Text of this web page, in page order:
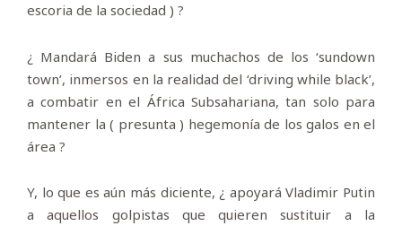
escoria de la sociedad ) ?
¿ Mandará Biden a sus muchachos de los ‘sundown
town’, inmersos en la realidad del ‘driving while black’,
a combatir en el África Subsahariana, tan solo para
mantener la ( presunta ) hegemonía de los galos en el
área ?
Y, lo que es aún más diciente, ¿ apoyará Vladimir Putin
a aquellos golpistas que quieren sustituir a la